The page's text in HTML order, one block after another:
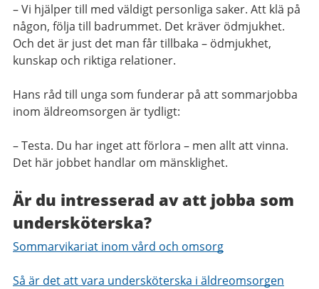
– Vi hjälpertill med väldigt personliga saker. Att klä på
någon, följa till badrummet. Det kräver ödmjukhet.
Och det är just det man får tillbaka – ödmjukhet,
kunskap och riktiga relationer.
Hans råd till unga som funderar på att sommarjobba
inom äldreomsorgen är tydligt:
– Testa. Du har inget att förlora – men allt att vinna.
Det här jobbet handlar om mänsklighet.
Är du intresserad av att jobba som
undersköterska?
Sommarvikariat inom vård och omsorg
Så är det att vara undersköterska i äldreomsorgen